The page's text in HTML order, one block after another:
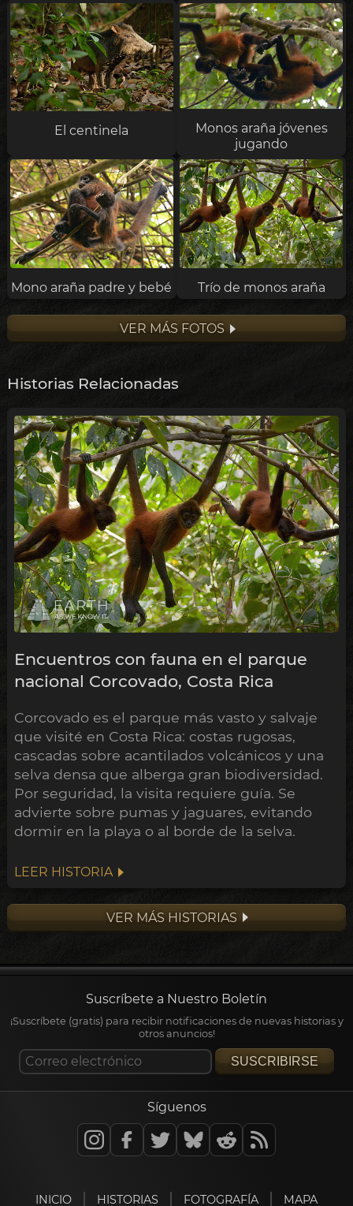
El centinela
Monos araña jóvenes
jugando
Mono araña padre y bebé Trío de monos araña
VER MÁS FOTOS
Historias Relacionadas
Encuentros con fauna en el parque
nacional Corcovado, Costa Rica
Corcovado es el parque más vasto y salvaje
que visité en Costa Rica: costas rugosas,
cascadas sobre acantilados volcánicos y una
selva densa que alberga gran biodiversidad.
Por seguridad, la visita requiere guía. Se
advierte sobre pumas y jaguares, evitando
dormir en la playa o al borde de la selva.
LEER HISTORIA
VER MÁS HISTORIAS
Suscríbete a Nuestro Boletín
¡Suscríbete (gratis) para recibir notificaciones de nuevas historias y
otros anuncios!
SUSCRIBIRSE
Síguenos
INICIO HISTORIAS FOTOGRAFÍA MAPA